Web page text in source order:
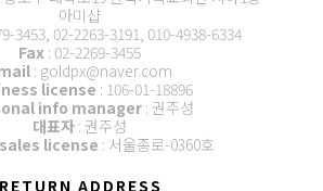
아미샵
3453, 02-2263-3191, 010-4938-6334
Fax : 02-2269-3455
: goldpx@naver.com
license : 106-01-18896
info manager: 권주성
대표자 : 권주성
license : 서울종로-0360호
RETURN ADDRESS